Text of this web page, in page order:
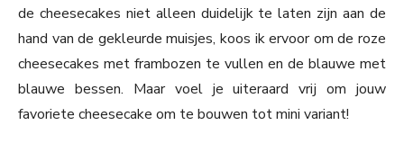
de cheesecakes niet alleen duidelijk te laten zijn aan de
hand van de gekleurde muisjes, koos ik ervoor om de roze
cheesecakes met frambozen te vullen en de blauwe met
blauwe bessen. Maar voel je uiteraard vrij om jouw
favoriete cheesecake om te bouwen tot mini variant!